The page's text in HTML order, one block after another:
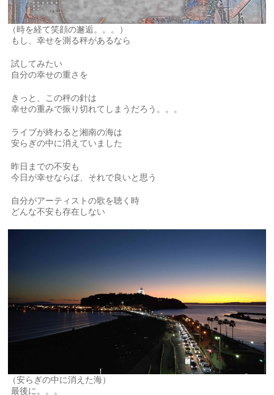
（時を経て笑顔の邂逅。。。）
もし、幸せを測る秤があるなら
試してみたい
自分の幸せの重さを
きっと、この秤の針は
幸せの重みで振り切れてしまうだろう。。。
ライブが終わると湘南の海は
安らぎの中に消えていました
昨日までの不安も
今日が幸せならば、それで良いと思う
自分がアーティストの歌を聴く時
どんな不安も存在しない
（安らぎの中に消えた海）
最後に。。。